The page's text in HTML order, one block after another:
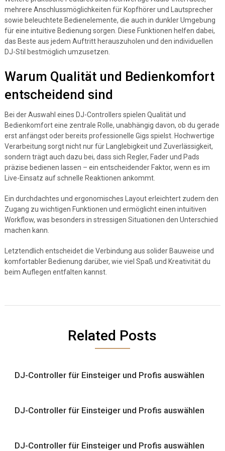
mehrere Anschlussmöglichkeiten für Kopfhörer und Lautsprecher
sowie beleuchtete Bedienelemente, die auch in dunkler Umgebung
für eine intuitive Bedienung sorgen. Diese Funktionen helfen dabei,
das Beste aus jedem Auftritt herauszuholen und den individuellen
DJ-Stil bestmöglich umzusetzen.
Warum Qualität und Bedienkomfort
entscheidend sind
Bei der Auswahl eines DJ-Controllers spielen Qualität und
Bedienkomfort eine zentrale Rolle, unabhängig davon, ob du gerade
erst anfängst oder bereits professionelle Gigs spielst. Hochwertige
Verarbeitung sorgt nicht nur für Langlebigkeit und Zuverlässigkeit,
sondern trägt auch dazu bei, dass sich Regler, Fader und Pads
präzise bedienen lassen – ein entscheidender Faktor, wenn es im
Live-Einsatz auf schnelle Reaktionen ankommt.
Ein durchdachtes und ergonomisches Layout erleichtert zudem den
Zugang zu wichtigen Funktionen und ermöglicht einen intuitiven
Workflow, was besonders in stressigen Situationen den Unterschied
machen kann.
Letztendlich entscheidet die Verbindung aus solider Bauweise und
komfortabler Bedienung darüber, wie viel Spaß und Kreativität du
beim Auflegen entfalten kannst.
Related Posts
DJ-Controller für Einsteiger und Profis auswählen
DJ-Controller für Einsteiger und Profis auswählen
DJ-Controller für Einsteiger und Profis auswählen